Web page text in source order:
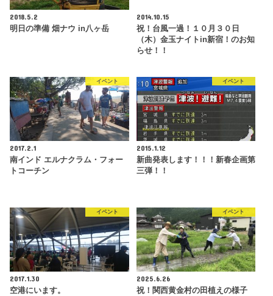
2018.5.2
明日の準備 畑ナウ in八ヶ岳
2014.10.15
祝！台風一過！１０月３０日
（木）金玉ナイトin新宿！のお知
らせ！！
イベント
2017.2.1
南インド エルナクラム・フォー
トコーチン
イベント
2015.1.12
新曲発表します！！！新春企画第
三弾！！
イベント
2017.1.30
空港にいます。
イベント
2025.6.26
祝！関西黄金村の田植えの様子